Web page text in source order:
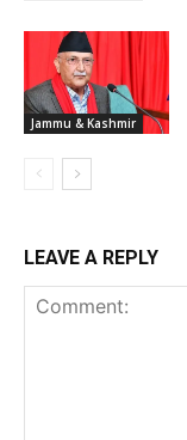
Jammu & Kashmir
LEAVE A REPLY